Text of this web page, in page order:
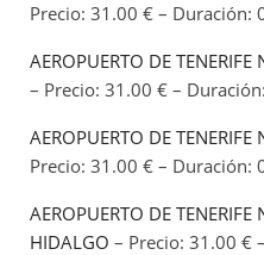
Precio: 31.00 € – Duración:
AEROPUERTO DE
– Precio: 31.00 € –
AEROPUERTO DE
Precio: 31.00 € – Duración:
AEROPUERTO DE
HIDALGO – Precio: 31.00 €